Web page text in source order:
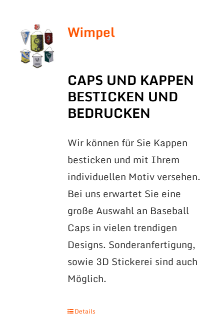
Wimpel
CAPS UND KAPPEN
BESTICKEN UND
BEDRUCKEN
Wir können für Sie Kappen
besticken und mit Ihrem
individuellen Motiv versehen.
Bei uns erwartet Sie eine
große Auswahl an Baseball
Caps in vielen trendigen
Designs. Sonderanfertigung,
sowie 3D Stickerei sind auch
Möglich.
Details